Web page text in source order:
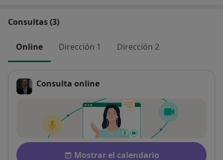
Consultas (3)
Online Dirección 1 Dirección 2
Consulta online
Disponibilidad
Mostrar el calendario